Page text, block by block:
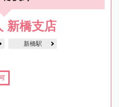
新橋支店
新橋駅